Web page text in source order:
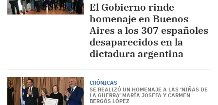
El Gobierno rinde
homenaje en Buenos
Aires a los 307 españoles
desaparecidos en la
dictadura argentina
CRÓNICAS
SE REALIZÓ UN HOMENAJE A LAS ‘NIÑAS DE
LA GUERRA’ MARÍA JOSEFA Y CARMEN
BERGÓS LÓPEZ